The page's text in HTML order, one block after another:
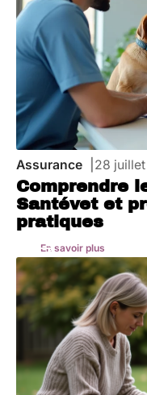
Assurance 28
Comprendre
Santévet et
pratiques
En savoir plus